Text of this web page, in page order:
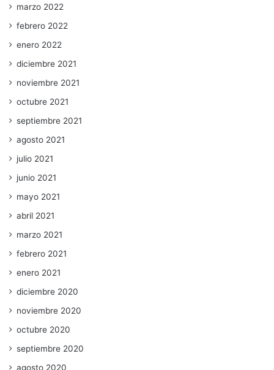
marzo 2022
febrero 2022
enero 2022
diciembre 2021
noviembre 2021
octubre 2021
septiembre 2021
agosto 2021
julio 2021
junio 2021
mayo 2021
abril 2021
marzo 2021
febrero 2021
enero 2021
diciembre 2020
noviembre 2020
octubre 2020
septiembre 2020
agosto 2020